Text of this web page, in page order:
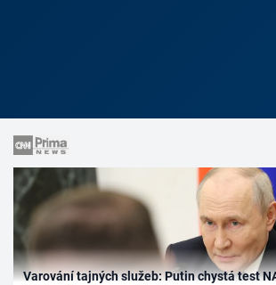
Varování tajných služeb: Putin chystá test